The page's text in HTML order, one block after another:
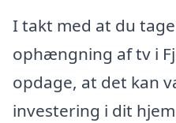
I takt med at du
ophængning af tv i
opdage, at det kan
investering i dit